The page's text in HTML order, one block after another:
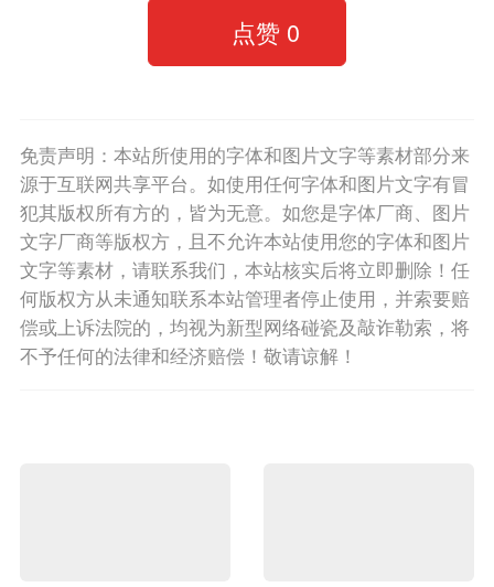
点赞 0
免责声明：本站所使用的字体和图片文字等素材部分来
源于互联网共享平台。如使用任何字体和图片文字有冒
犯其版权所有方的，皆为无意。如您是字体厂商、图片
文字厂商等版权方，且不允许本站使用您的字体和图片
文字等素材，请联系我们，本站核实后将立即删除！任
何版权方从未通知联系本站管理者停止使用，并索要赔
偿或上诉法院的，均视为新型网络碰瓷及敲诈勒索，将
不予任何的法律和经济赔偿！敬请谅解！